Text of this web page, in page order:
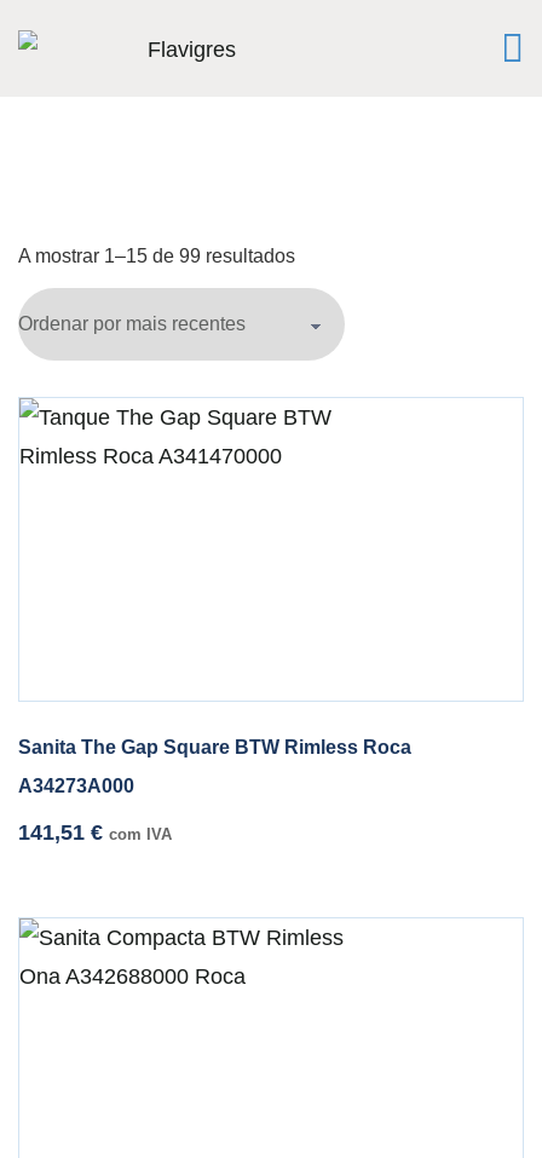
A mostrar 1–15 de 99 resultados
Sanita The Gap Square BTW Rimless Roca
A34273A000
141,51 € com IVA